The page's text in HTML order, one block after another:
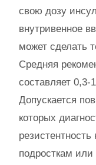
свою дозу
внутривенное
может сделать
Средняя
составляет
Допускается
которых
подросткам